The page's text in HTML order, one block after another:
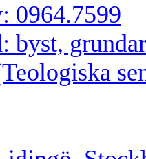
0964.7599
byst,